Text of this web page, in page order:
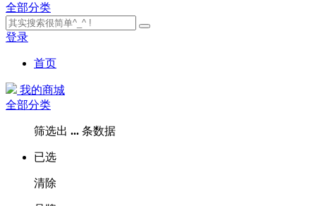
全部分类
登录
首页
我的商城
全部分类
筛选出 ... 条数据
已选
清除